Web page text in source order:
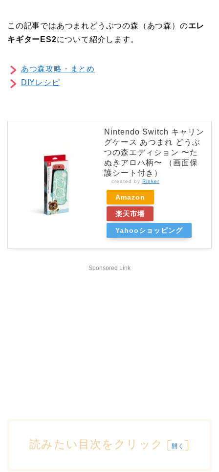
この記事ではあつまれどうぶつの森（あつ森）のエレ
キギターES2について紹介します。
あつ森攻略・まとめ
DIYレシピ
Nintendo Switch キャリン
グケース あつまれ どうぶ
つの森エディション 〜た
ぬきアロハ柄〜 （画面保
護シート付き）
created by Rinker
Amazon
楽天市場
Yahooショッピング
Sponsored Link
読みたい目次をクリック [開く ]